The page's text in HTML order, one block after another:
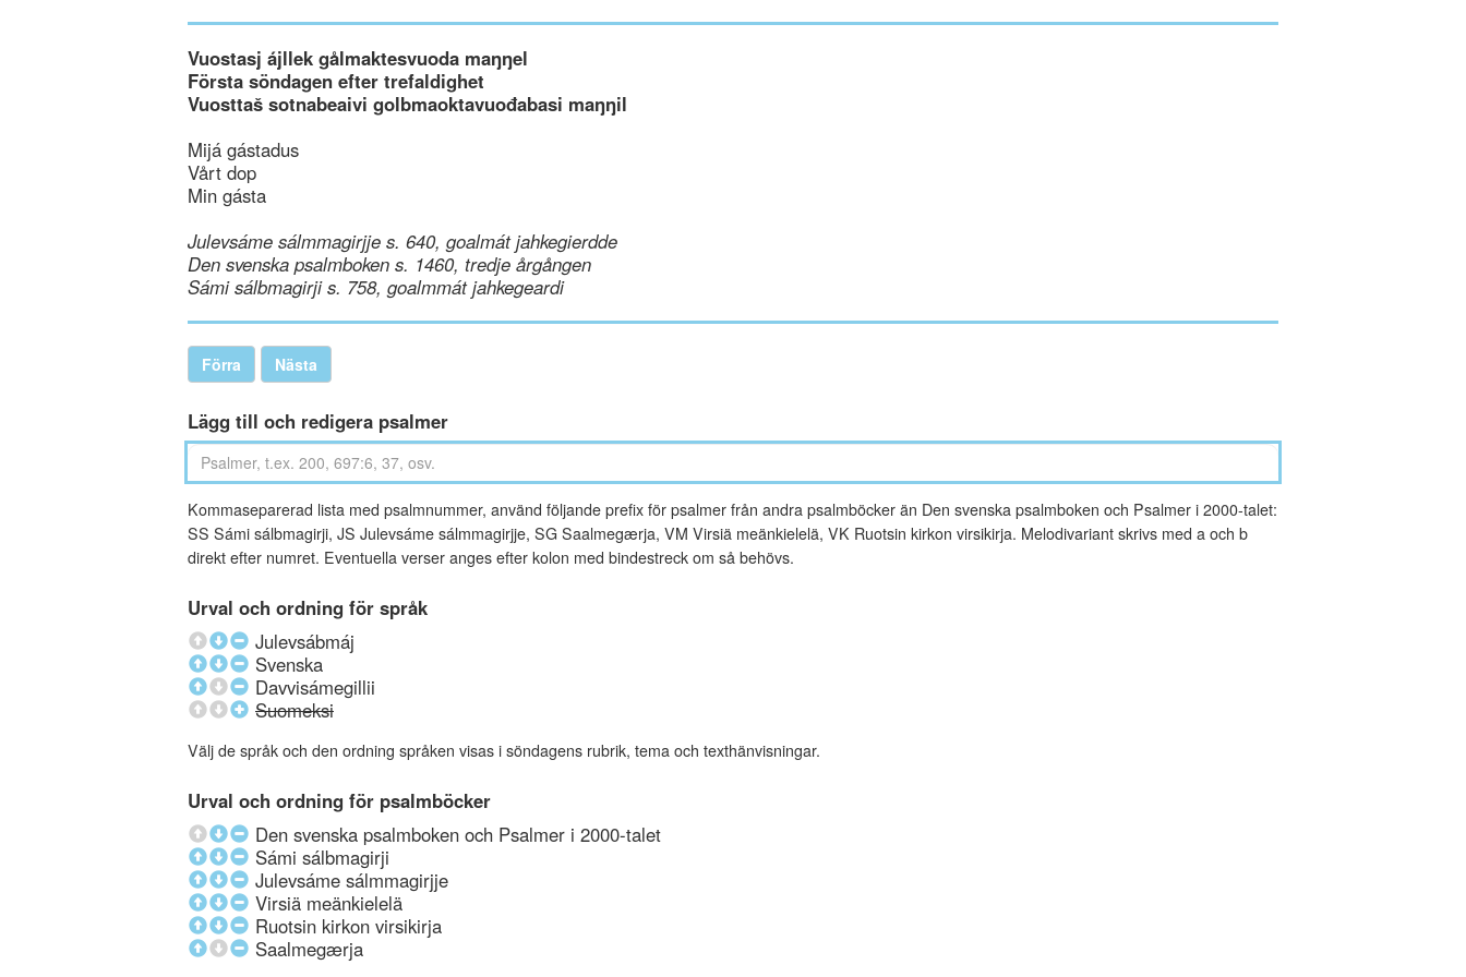
Vuostasj ájllek gålmaktesvuoda maŋŋel
Första söndagen efter trefaldighet
Vuosttaš sotnabeaivi golbmaoktavuođabasi maŋŋil
Mijá gástadus
Vårt dop
Min gásta
Julevsáme sálmmagirjje s. 640, goalmát jahkegierdde
Den svenska psalmboken s. 1460, tredje årgången
Sámi sálbmagirji s. 758, goalmmát jahkegeardi
Förra Nästa
Lägg till och redigera psalmer
Kommaseparerad lista med psalmnummer, använd följande prefix för psalmer från andra psalmböcker än Den svenska psalmboken och Psalmer i 2000-talet:
SS Sámi sálbmagirji, JS Julevsáme sálmmagirjje, SG Saalmegærja, VM Virsiä meänkielelä, VK Ruotsin kirkon virsikirja. Melodivariant skrivs med a och b
direkt efter numret. Eventuella verser anges efter kolon med bindestreck om så behövs.
Urval och ordning för språk
Julevsábmáj
Svenska
Davvisámegillii
Suomeksi
Välj de språk och den ordning språken visas i söndagens rubrik, tema och texthänvisningar.
Urval och ordning för psalmböcker
Den svenska psalmboken och Psalmer i 2000-talet
Sámi sálbmagirji
Julevsáme sálmmagirjje
Virsiä meänkielelä
Ruotsin kirkon virsikirja
Saalmegærja